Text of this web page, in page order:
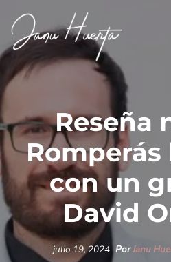
Reseña
Romperás
con un
David
julio 19, 2024 PorJanu